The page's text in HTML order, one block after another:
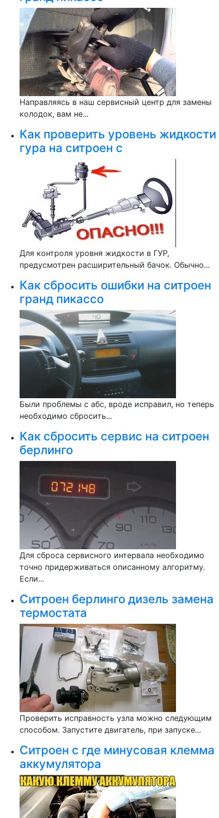
Направляясь в наш сервисный центр для замены
колодок, вам не...
Как проверить уровень жидкости
гура на ситроен с
Для контроля уровня жидкости в ГУР,
предусмотрен расширительный бачок. Обычно...
Как сбросить ошибки на ситроен
гранд пикассо
Были проблемы с абс, вроде исправил, но теперь
необходимо сбросить...
Как сбросить сервис на ситроен
берлинго
Для сброса сервисного интервала необходимо
точно придерживаться описанному алгоритму.
Если...
Ситроен берлинго дизель замена
термостата
Проверить исправность узла можно следующим
способом. Запустите двигатель, при запуске...
Ситроен с где минусовая клемма
аккумулятора